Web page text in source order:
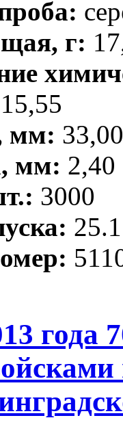
г:
15,55
мм:
мм:
3000
года